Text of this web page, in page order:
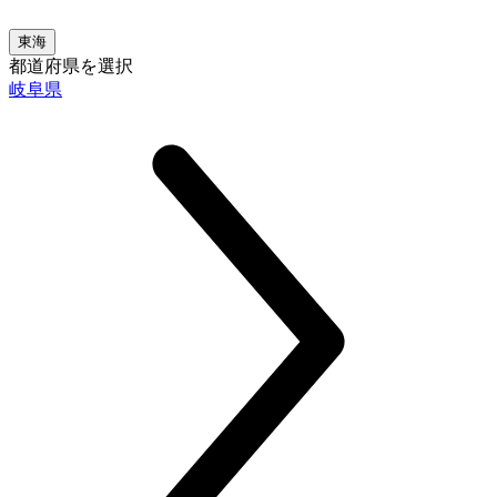
東海
都道府県を選択
岐阜県